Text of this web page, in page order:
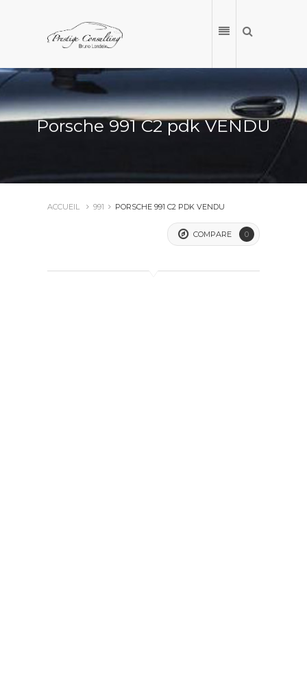
ACCUEIL
Porsche 991 C2 pdk VENDU
ACCUEIL 991 PORSCHE 991 C2 PDK VENDU
COMPARE 0